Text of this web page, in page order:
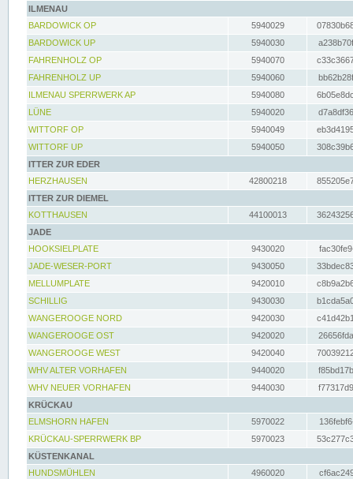
ILMENAU
BARDOWICK OP
5940029
BARDOWICK UP
5940030
FAHRENHOLZ OP
5940070
FAHRENHOLZ UP
5940060
ILMENAU SPERRWERK AP
5940080
LÜNE
5940020
WITTORF OP
5940049
WITTORF UP
5940050
ITTER ZUR EDER
HERZHAUSEN
42800218
ITTER ZUR DIEMEL
KOTTHAUSEN
44100013
JADE
HOOKSIELPLATE
9430020
JADE-WESER-PORT
9430050
MELLUMPLATE
9420010
SCHILLIG
9430030
WANGEROOGE NORD
9420030
WANGEROOGE OST
9420020
WANGEROOGE WEST
9420040
WHV ALTER VORHAFEN
9440020
WHV NEUER VORHAFEN
9440030
KRÜCKAU
ELMSHORN HAFEN
5970022
KRÜCKAU-SPERRWERK BP
5970023
KÜSTENKANAL
HUNDSMÜHLEN
4960020